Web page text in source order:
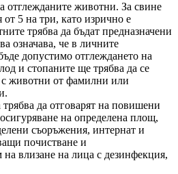
отглежданите животни. За свине
от 5 на три, като изрично е
трябва да бъдат предназначени
означава, че в личните
допустимо отглеждането на
и стопаните ще трябва да се
с животни от фамилни или
да отговарят на повишени
на определена площ,
съоръжения, интернат и
почистване и
влизане на лица с дезинфекция,